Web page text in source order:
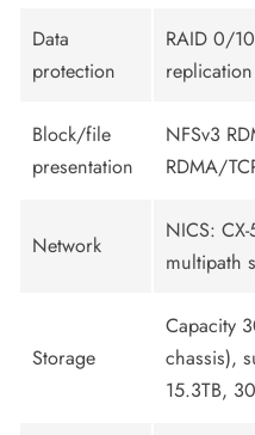
Data
protection
RAID 0/
Block/file
presentation
NFSv3
RDMA/
Network
NICS:
multipath
Storage
Capacity
chassis),
15.3TB,